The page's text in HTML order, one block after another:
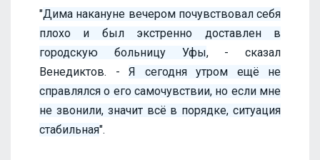
"Дима накануне вечером почувствовал себя
плохо и был экстренно доставлен в
городскую больницу Уфы, - сказал
Венедиктов. - Я сегодня утром ещё не
справлялся о его самочувствии, но если мне
не звонили, значит всё в порядке, ситуация
стабильная".